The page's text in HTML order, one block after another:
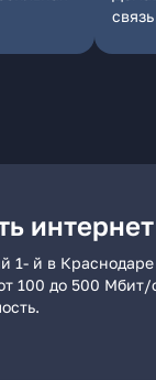
связь
1- й в
100 до 500